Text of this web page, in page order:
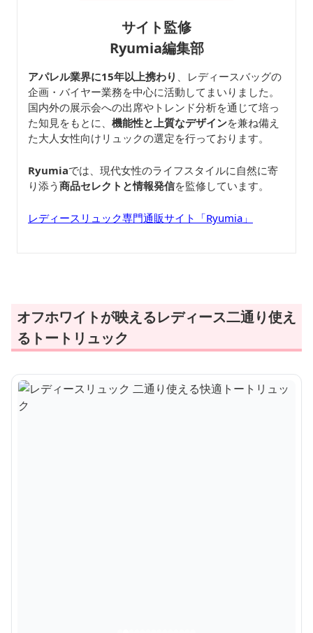
サイト監修
Ryumia編集部
アパレル業界に15年以上携わり
、レディースバッグの
企画・バイヤー業務を中心に活動してまいりました。
国内外の展示会への出席やトレンド分析を通じて培っ
た知見をもとに、 機能性と上質なデザインを兼ね備え
た大人女性向けリュックの選定を行っております。
Ryumiaでは、現代女性のライフスタイルに自然に寄
り添う 商品セレクトと情報発信を監修しています。
レディースリュック専門通販サイト「Ryumia」
オフホワイトが映えるレディース二通り使え
るトートリュック